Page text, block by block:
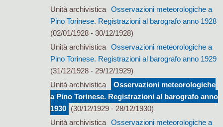
Unità archivistica Osservazioni meteorologiche a
Pino Torinese. Registrazioni al barografo anno 1928
(02/01/1928 - 30/12/1928)
Unità archivistica Osservazioni meteorologiche a
Pino Torinese. Registrazioni al barografo anno 1929
(31/12/1928 - 29/12/1929)
Unità archivistica
Osservazioni meteorologiche
a Pino Torinese. Registrazioni al barografo anno
1930 (30/12/1929 - 28/12/1930)
Unità archivistica Osservazioni meteorologiche a